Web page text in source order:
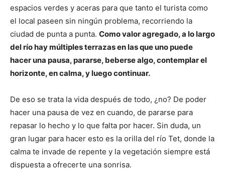
espacios verdes y aceras para que tanto el turista como
el local paseen sin ningún problema, recorriendo la
ciudad de punta a punta. Como valor agregado, a lo largo
del río hay múltiples terrazas en las que uno puede
hacer una pausa, pararse, beberse algo, contemplar el
horizonte, en calma, y luego continuar.
De eso se trata la vida después de todo, ¿no? De poder
hacer una pausa de vez en cuando, de pararse para
repasar lo hecho y lo que falta por hacer. Sin duda, un
gran lugar para hacer esto es la orilla del río Tet, donde la
calma te invade de repente y la vegetación siempre está
dispuesta a ofrecerte una sonrisa.